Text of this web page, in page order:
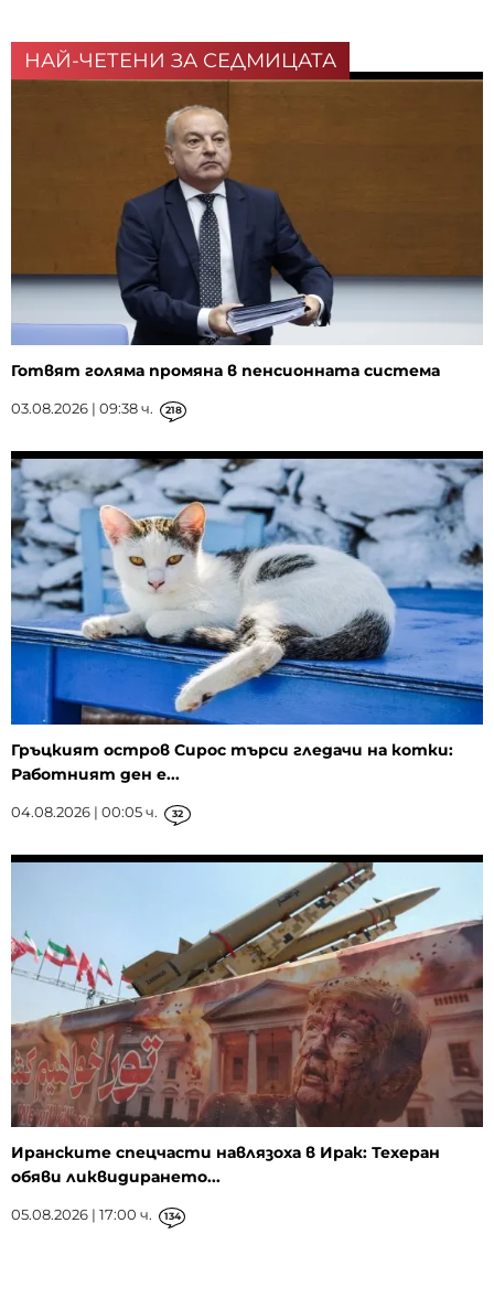
НАЙ-ЧЕТЕНИ ЗА СЕДМИЦАТА
Готвят голяма промяна в пенсионната система
03.08.2026 | 09:38 ч. 218
Гръцкият остров Сирос търси гледачи на котки:
Работният ден е...
04.08.2026 | 00:05 ч. 32
Иранските спецчасти навлязоха в Ирак: Техеран
обяви ликвидирането...
05.08.2026 | 17:00 ч. 134